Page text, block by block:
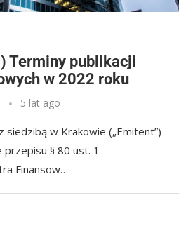
Terminy publikacji
w 2022 roku
5 lat ago
siedzibą w Krakowie („Emitent”)
przepisu § 80 ust. 1
Finansow…